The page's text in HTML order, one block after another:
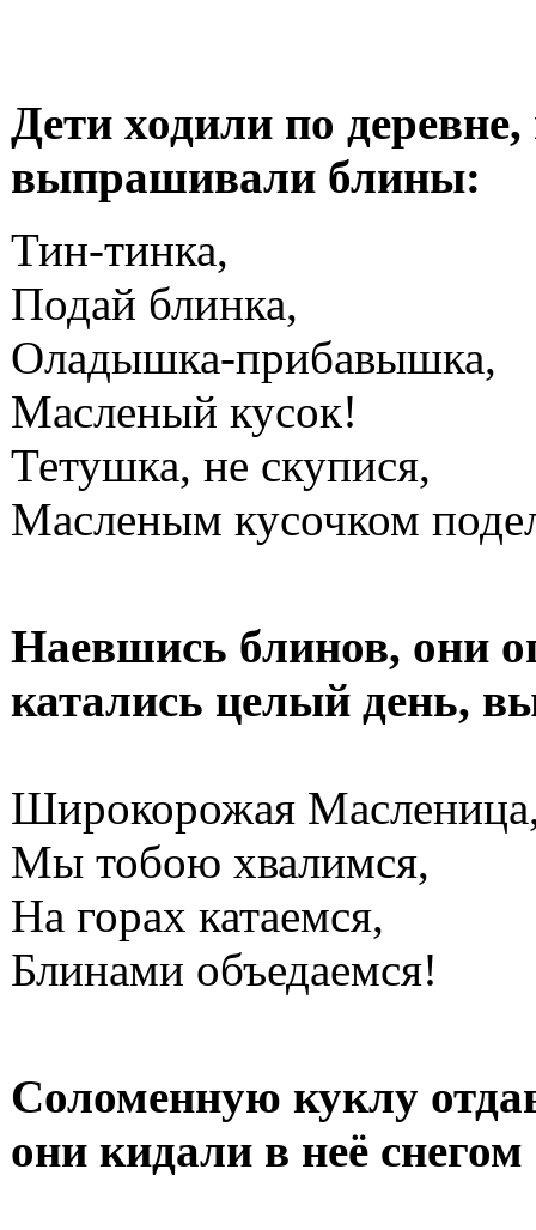
Дети ходили по
выпрашивали блины:
Тин-тинка,
Подай блинка,
Оладышка-прибавышка,
Масленый кусок!
Тетушка, не скупися,
Масленым кусочком
Наевшись блинов, они
катались целый день,
Широкорожая
Мы тобою хвалимся,
На горах катаемся,
Блинами объедаемся!
Соломенную куклу
они кидали в неё